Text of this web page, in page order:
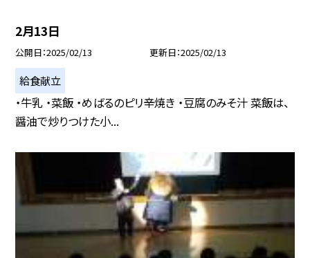
2月13日
公開日 2025/02/13 更新日 2025/02/13
給食献立
・牛乳 ・菜飯 ・めばるのピリ辛焼き ・豆腐のみそ汁 菜飯は、
醤油で炒りつけた小...